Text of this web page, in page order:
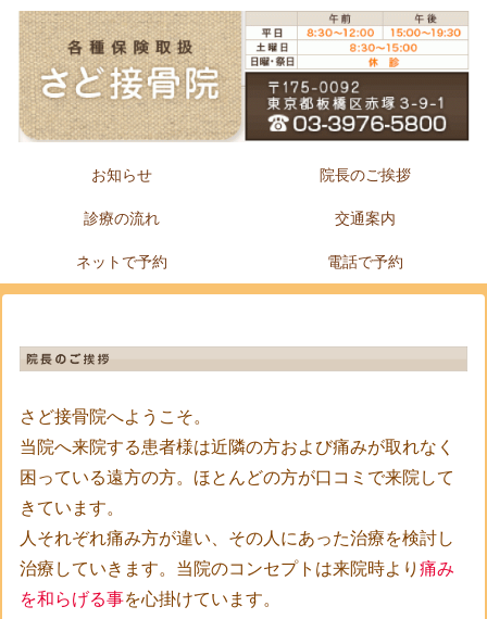
お知らせ 院長のご挨拶
診療の流れ 交通案内
ネットで予約 電話で予約
さど接骨院へようこそ。
当院へ来院する患者様は近隣の方および痛みが取れなく
困っている遠方の方。ほとんどの方が口コミで来院して
きています。
人それぞれ痛み方が違い、その人にあった治療を検討し
治療していきます。当院のコンセプトは来院時より痛み
を和らげる事を心掛けています。